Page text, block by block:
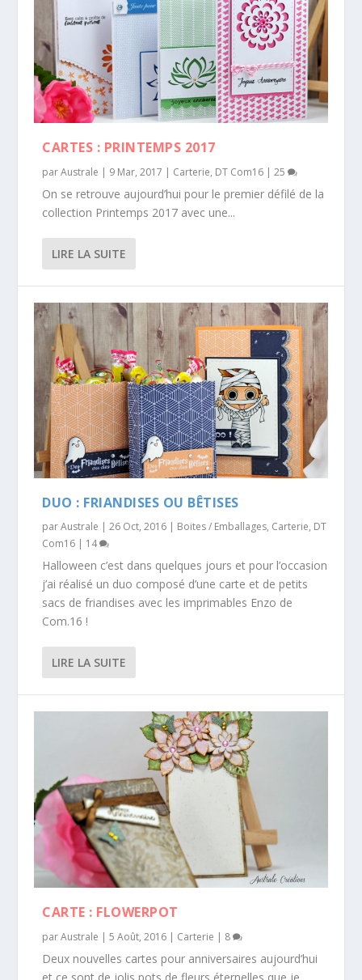
CARTES : PRINTEMPS 2017
parAustrale | 9 Mar, 2017 | Carterie, DT Com16 |25
On se retrouve aujourd’hui pour le premier défilé de la
collection Printemps 2017 avec une...
LIRE LA SUITE
DUO : FRIANDISES OU BÊTISES
parAustrale |26 Oct, 2016 Boites / Emballages, Carterie, DT
Com16
14
Halloween c’est dans quelques jours et pour l’occasion
j’ai réalisé un duo composé d’une carte et de petits
sacs de friandises avec les imprimables Enzo de
Com.16 !
LIRE LA SUITE
CARTE : FLOWERPOT
parAustrale |5 Août, 2016 | Carterie | 8
Deux nouvelles cartes pour anniversaires aujourd’hui